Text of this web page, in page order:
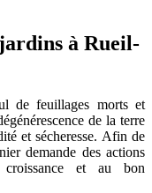
à Rueil-
de feuillages morts et
de la terre
et sécheresse. Afin de
demande des actions
croissance et au bon